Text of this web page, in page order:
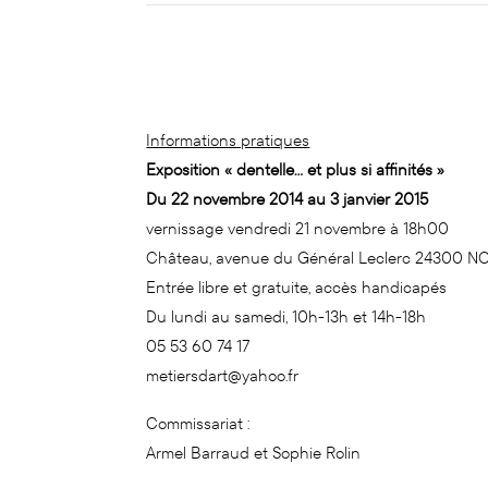
Informations pratiques
Exposition « dentelle… et plus si affinités »
Du 22 novembre 2014 au 3 janvier 2015
vernissage vendredi 21 novembre à 18h00
Château, avenue du Général Leclerc 24300
Entrée libre et gratuite, accès handicapés
Du lundi au samedi, 10h-13h et 14h-18h
05 53 60 74 17
metiersdart@yahoo.fr
Commissariat :
Armel Barraud et Sophie Rolin